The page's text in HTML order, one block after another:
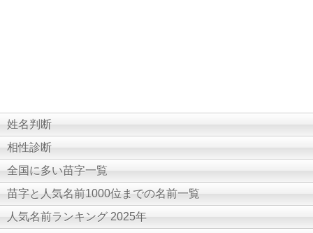
姓名判断
相性診断
全国に多い苗字一覧
苗字と人気名前1000位までの名前一覧
人気名前ランキング 2025年